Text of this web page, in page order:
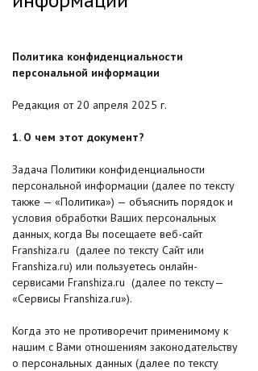
Политика конфиденциальности
персональной информации
Редакция от 20 апреля 2025 г.
1. О чем этот документ?
Задача Политики конфиденциальности
персональной информации (далее по тексту
также — «Политика») — объяснить порядок и
условия обработки Ваших персональных
данных, когда Вы посещаете веб-сайт
Franshiza.ru (далее по тексту Сайт или
Franshiza.ru) или пользуетесь онлайн-
сервисами Franshiza.ru (далее по тексту—
«Сервисы Franshiza.ru»).
Когда это не противоречит применимому к
нашим с Вами отношениям законодательству
о персональных данных (далее по тексту